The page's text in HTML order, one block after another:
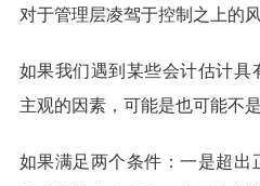
对于管理层凌驾于控制之上的
如果我们遇到某些会计估计具
主观的因素，可能是也可能不
如果满足两个条件：一是超出